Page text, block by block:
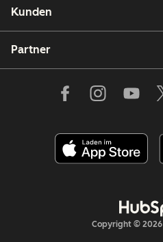
Kunden
Partner
Copyright © 2026